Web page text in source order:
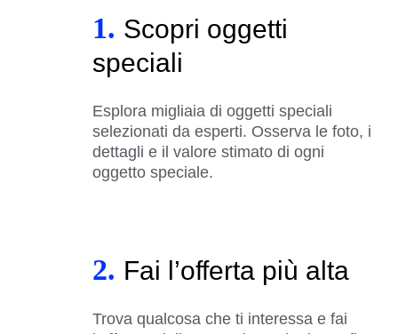
1. Scopri oggetti
speciali
Esplora migliaia di oggetti speciali
selezionati da esperti. Osserva le foto, i
dettagli e il valore stimato di ogni
oggetto speciale.
2. Fai l’offerta più alta
Trova qualcosa che ti interessa e fai